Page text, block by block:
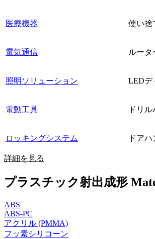
医療機器 使い捨
電気通信 ルータ
照明ソリューション LEDデ
電動工具 ドリ
ロッキングシステム ドア
詳細を見る
プラスチック射出成形
ABS
ABS-PC
アクリル (PMMA)
フッ素シリコーン